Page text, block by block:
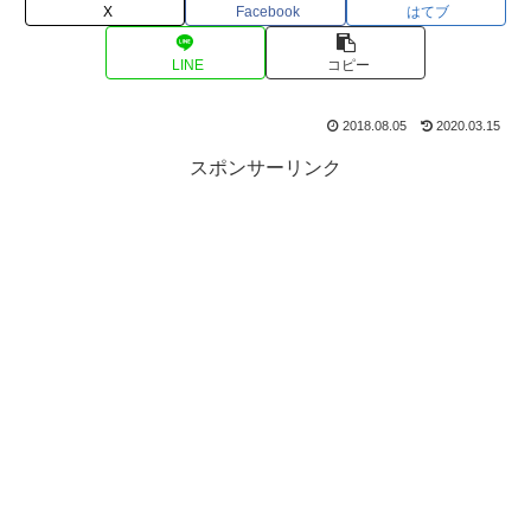
X Facebook はてブ
LINE コピー
2018.08.05 2020.03.15
スポンサーリンク